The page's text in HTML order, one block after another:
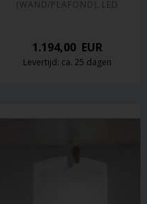
(WAND/PLAFOND), LED
1.194,00 EUR
Levertijd: ca. 25 dagen